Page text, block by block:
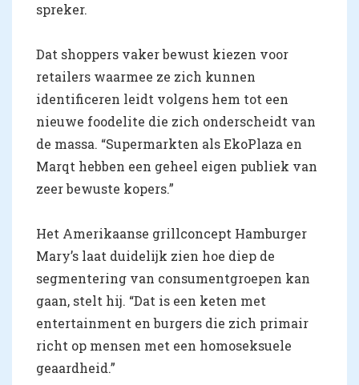
spreker.
Dat shoppers vaker bewust kiezen voor
retailers waarmee ze zich kunnen
identificeren leidt volgens hem tot een
nieuwe foodelite die zich onderscheidt van
de massa. “Supermarkten als EkoPlaza en
Marqt hebben een geheel eigen publiek van
zeer bewuste kopers.”
Het Amerikaanse grillconcept Hamburger
Mary’s laat duidelijk zien hoe diep de
segmentering van consumentgroepen kan
gaan, stelt hij. “Dat is een keten met
entertainment en burgers die zich primair
richt op mensen met een homoseksuele
geaardheid.”